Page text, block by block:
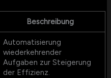
Beschreibung
Automatisierung
wiederkehrender
Aufgaben zur Steigerung
der Effizienz.